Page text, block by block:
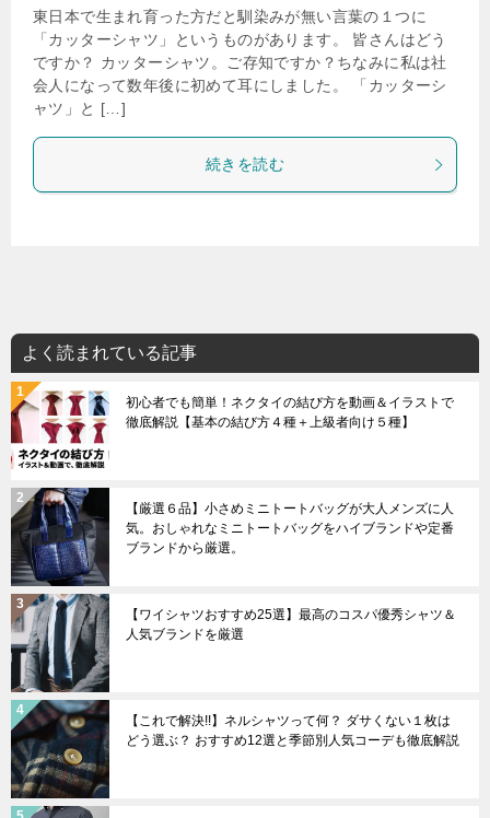
東日本で生まれ育った方だと馴染みが無い言葉の１つに
「カッターシャツ」というものがあります。 皆さんはどう
ですか？ カッターシャツ。ご存知ですか？ちなみに私は社
会人になって数年後に初めて耳にしました。 「カッターシ
ャツ」と […]
続きを読む
よく読まれている記事
初心者でも簡単！ネクタイの結び方を動画＆イラストで
徹底解説【基本の結び方４種＋上級者向け５種】
【厳選６品】小さめミニトートバッグが大人メンズに人
気。おしゃれなミニトートバッグをハイブランドや定番
ブランドから厳選。
【ワイシャツおすすめ25選】最高のコスパ優秀シャツ＆
人気ブランドを厳選
【これで解決!!】ネルシャツって何？ ダサくない１枚は
どう選ぶ？ おすすめ12選と季節別人気コーデも徹底解説